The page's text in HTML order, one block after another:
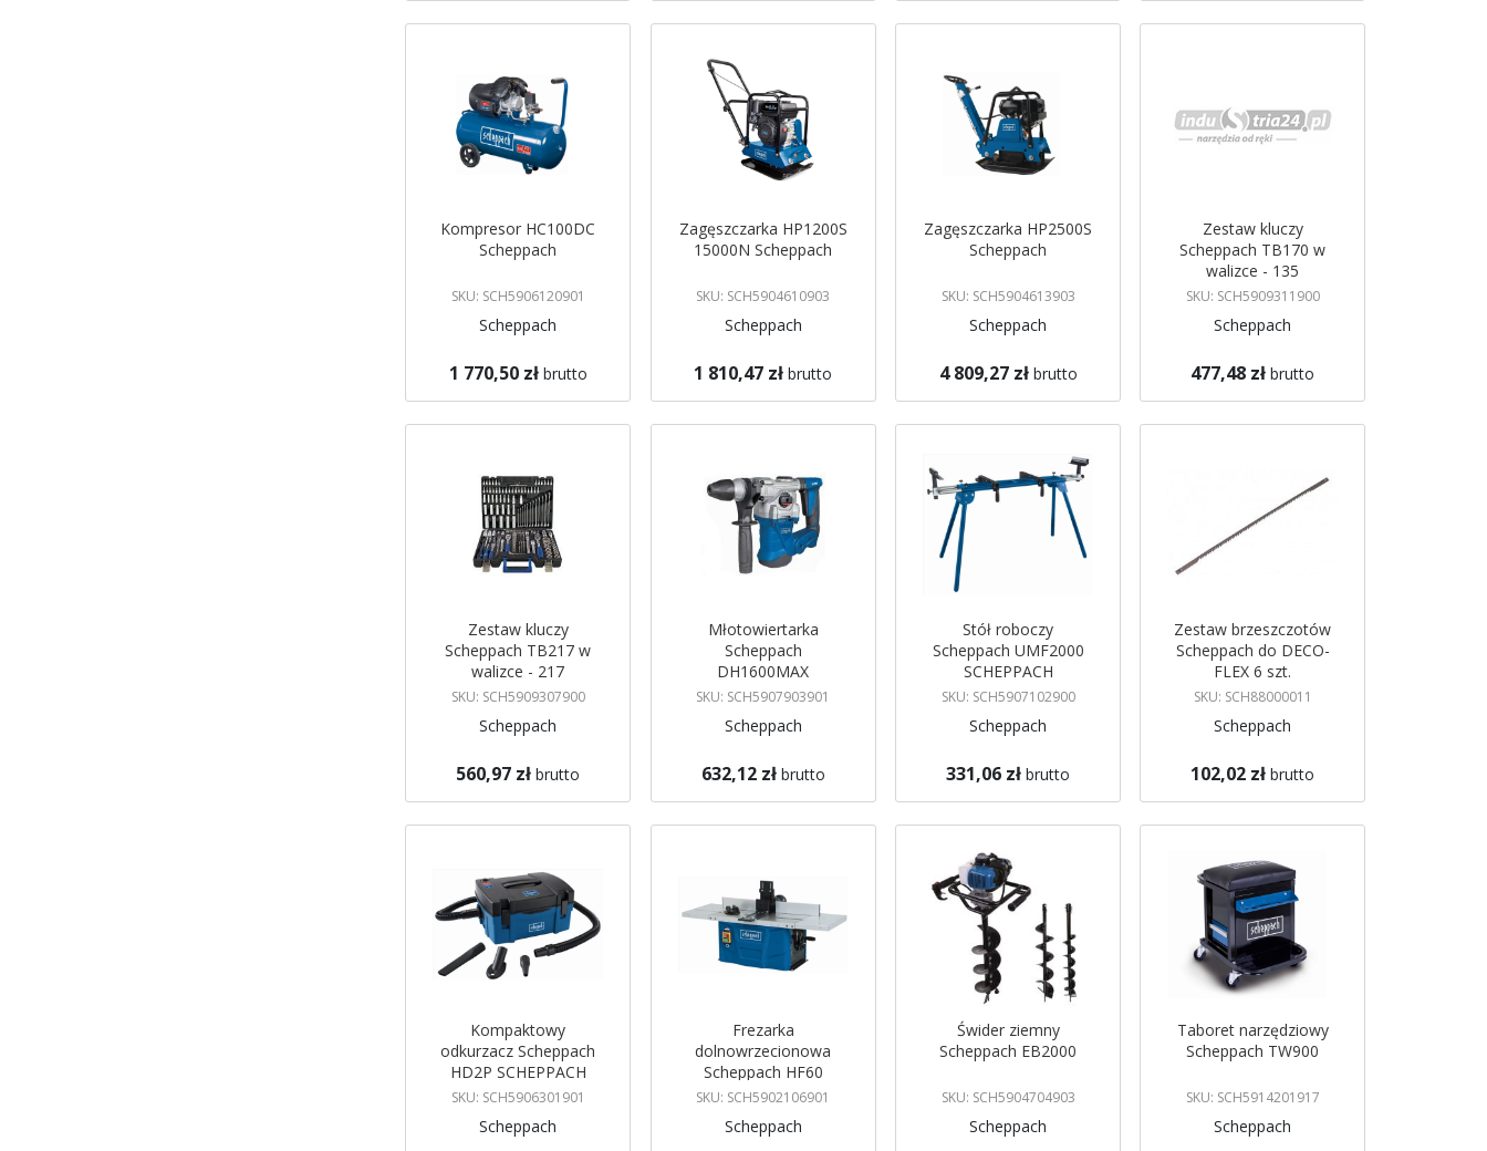
Kompresor HC100DC
Scheppach
SKU: SCH5906120901
Scheppach
1 770,50 zł brutto
Zagęszczarka HP1200S
15000N Scheppach
SKU: SCH5904610903
Scheppach
1 810,47 zł brutto
Zagęszczarka HP2500S
Scheppach
SKU: SCH5904613903
Scheppach
4 809,27 zł brutto
Zestaw kluczy
Scheppach TB170 w
walizce - 135
elementów
SKU: SCH5909311900
Scheppach
477,48 zł brutto
Zestaw kluczy
Scheppach TB217 w
walizce - 217
elementów
SKU: SCH5909307900
Scheppach
560,97 zł brutto
Młotowiertarka
Scheppach
DH1600MAX
SKU: SCH5907903901
Scheppach
632,12 zł brutto
Stół roboczy
Scheppach UMF2000
SCHEPPACH
SKU: SCH5907102900
Scheppach
331,06 zł brutto
Zestaw brzeszczotów
Scheppach do DECO-
FLEX 6 szt.
SKU: SCH88000011
Scheppach
102,02 zł brutto
Kompaktowy
odkurzacz Scheppach
HD2P SCHEPPACH
SKU: SCH5906301901
Scheppach
Frezarka
dolnowrzecionowa
Scheppach HF60
SCHEPPACH
SKU: SCH5902106901
Scheppach
Świder ziemny
Scheppach EB2000
SKU: SCH5904704903
Scheppach
Taboret narzędziowy
Scheppach TW900
SKU: SCH5914201917
Scheppach